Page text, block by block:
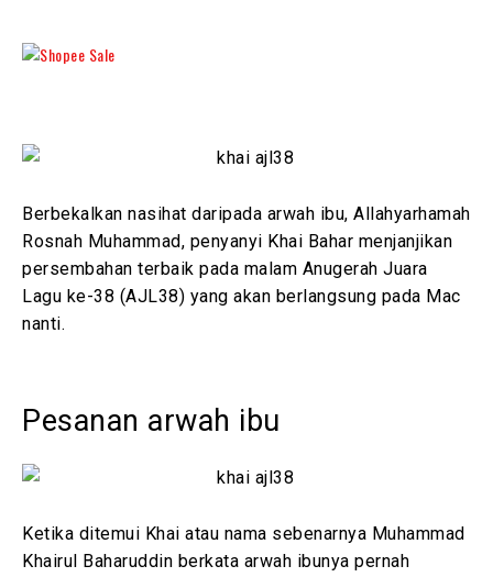
Berbekalkan nasihat daripada arwah ibu, Allahyarhamah
Rosnah Muhammad, penyanyi Khai Bahar menjanjikan
persembahan terbaik pada malam Anugerah Juara
Lagu ke-38 (AJL38) yang akan berlangsung pada Mac
nanti.
Pesanan arwah ibu
Ketika ditemui Khai atau nama sebenarnya Muhammad
Khairul Baharuddin berkata arwah ibunya pernah